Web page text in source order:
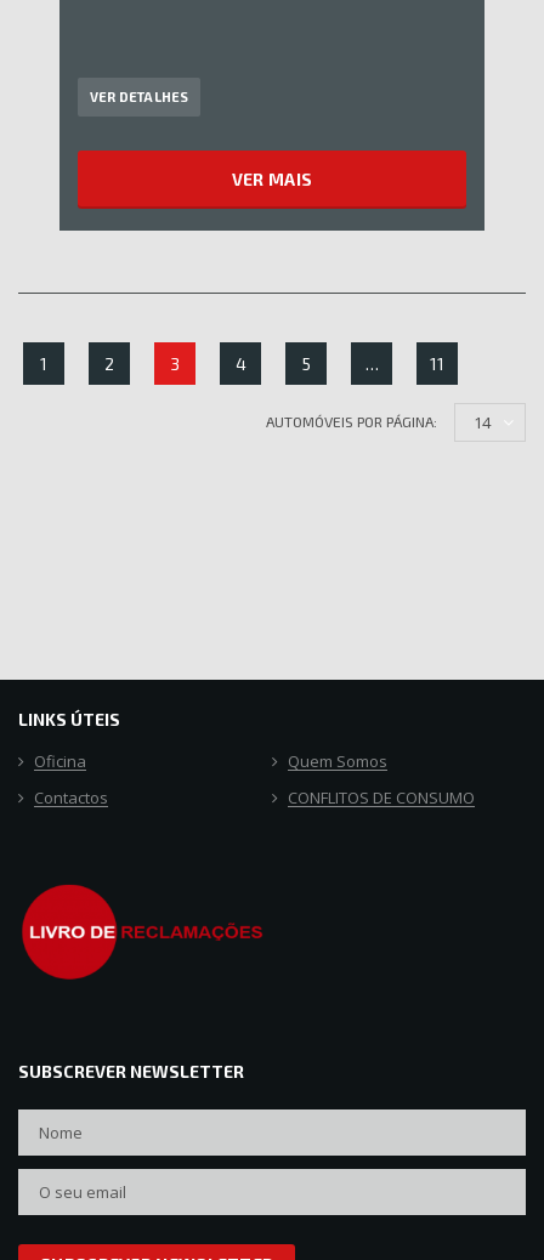
VER DETALHES
VER MAIS
1 2 3 4 5 … 11
AUTOMÓVEIS POR PÁGINA: 14
LINKS ÚTEIS
Oficina
Quem Somos
Contactos
CONFLITOS DE CONSUMO
SUBSCREVER NEWSLETTER